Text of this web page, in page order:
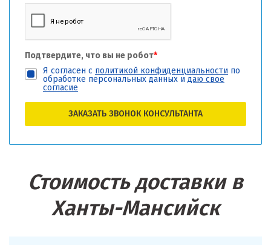
Подтвердите, что вы не робот*
Я согласен с политикой конфиденциальности по
обработке персональных данных и даю свое
согласие
ЗАКАЗАТЬ ЗВОНОК КОНСУЛЬТАНТА
Стоимость доставки в
Ханты-Мансийск